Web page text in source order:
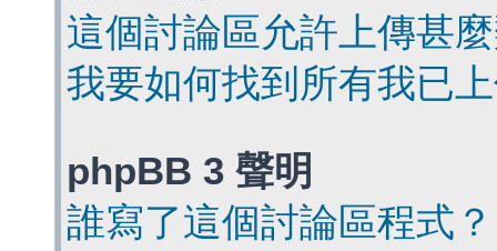
這個討論區允許上傳甚
我要如何找到所有我已
phpBB 3 聲明
誰寫了這個討論區程式？